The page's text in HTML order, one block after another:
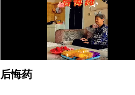
后悔药